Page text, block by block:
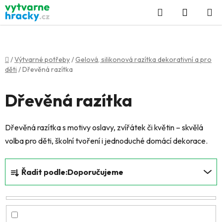
Přejít
na
obsah
Hledat
KOŠÍK
Domů
/Výtvarné potřeby/Gelová, silikonová razítka dekorativní a pro
děti /Dřevěná razítka
Dřevěná razítka
Dřevěná razítka s motivy oslavy, zvířátek či květin – skvělá
volba pro děti, školní tvoření i jednoduché domácí dekorace.
a
z
e
Řadit podle:Doporučujeme